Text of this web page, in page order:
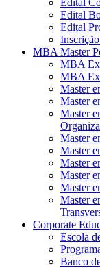
Edital
Edital
MBA Master
MBA
MBA
Master
Master
Master
Master
Master
Master
Master
Master
Master
Corporate
Escola
Banco